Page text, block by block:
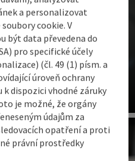
setkávají
a personalizovat
cookie. V
být data převedena do
pro specifické účely
(čl. 49 (1) písm. a
úroveň ochrany
k dispozici vhodné záruky
je možné, že orgány
údajům za
opatření a proti
právní prostředky